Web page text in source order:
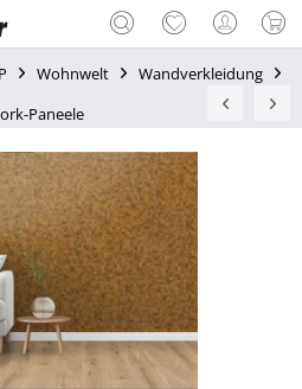
Wohnwelt
Wandverkleidung
Paneele